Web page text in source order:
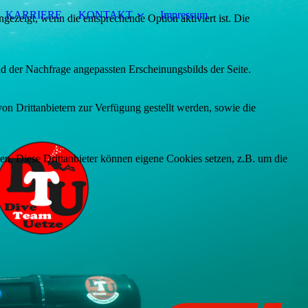
KARRIERE KONTAKT Impressum
wenn die entsprechende Option aktiviert ist. Die
Nachfrage angepassten Erscheinungsbilds der Seite.
Drittanbietern zur Verfügung gestellt werden, sowie die
Diese Drittanbieter können eigene Cookies setzen, z.B. um die